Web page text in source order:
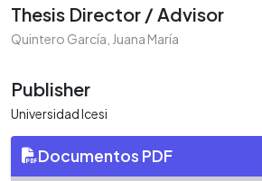
Thesis Director / Advisor
Quintero García, Juana María
Publisher
Universidad Icesi
Documentos PDF